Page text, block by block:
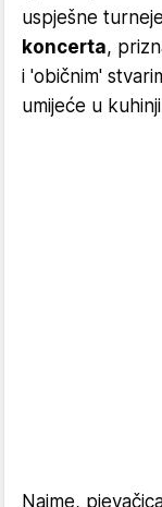
uspješne
koncerta,
i 'običnim'
umijeće u
Naime,